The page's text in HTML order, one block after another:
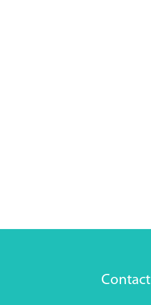
Contact